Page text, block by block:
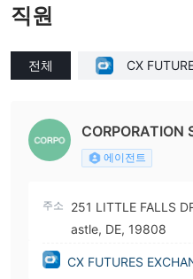
직원
전체
CX
CORPORATION
에이전트
주소
251 LITTLE FALLS
astle, DE, 19808
CX FUTURES